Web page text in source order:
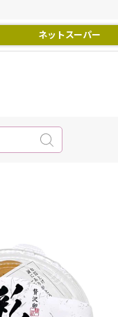
ネットスーパー